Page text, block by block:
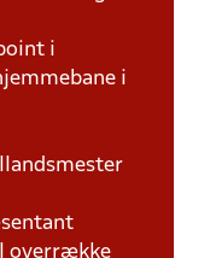
i
i
overrække